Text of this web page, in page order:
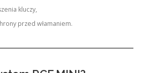
kluczy,
przed włamaniem.